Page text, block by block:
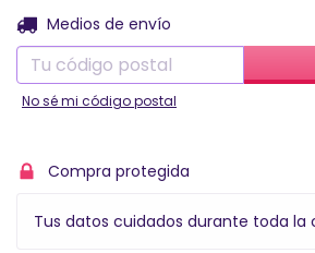
Entregas para el CP:
Medios de envío
No sé mi código postal
Compra protegida
Tus datos cuidados durante toda la